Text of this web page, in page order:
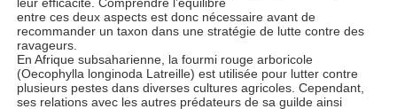
entre ces deux aspects est donc nécessaire avant de
recommander un taxon dans une stratégie de lutte contre des
ravageurs.
En Afrique subsaharienne, la fourmi rouge arboricole
(Oecophylla longinoda Latreille) est utilisée pour lutter contre
plusieurs pestes dans diverses cultures agricoles. Cependant,
ses relations avec les autres prédateurs de sa guilde ainsi